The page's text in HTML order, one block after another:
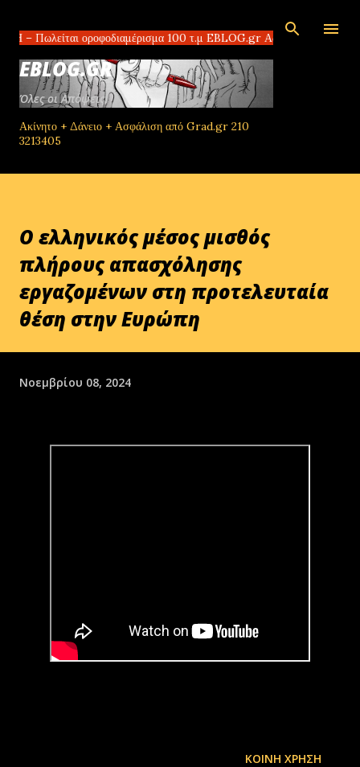
100 τ.μ EBLOG.gr Αδίστακτοι διακινητές
EBLOG.GR
Όλες οι Απόψεις!
Ακίνητο + Δάνειο + Ασφάλιση από Grad.gr 210
3213405
Ο ελληνικός μέσος μισθός
πλήρους απασχόλησης
εργαζομένων στη προτελευταία
θέση στην Ευρώπη
Νοεμβρίου 08, 2024
ΚΟΙΝΉ ΧΡΉΣΗ